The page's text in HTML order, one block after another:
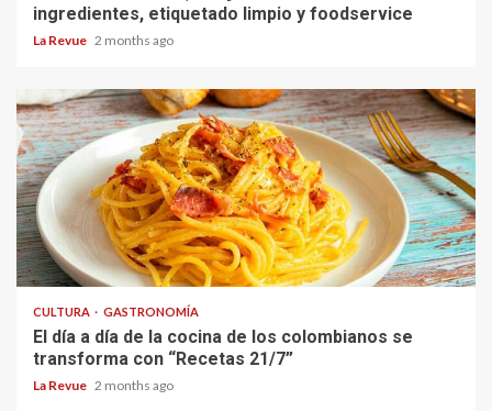
ingredientes, etiquetado limpio y foodservice
La Revue 2 months ago
CULTURA GASTRONOMÍA
El día a día de la cocina de los colombianos se
transforma con “Recetas 21/7”
La Revue 2 months ago